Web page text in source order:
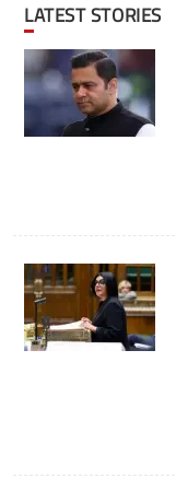
LATEST STORIES